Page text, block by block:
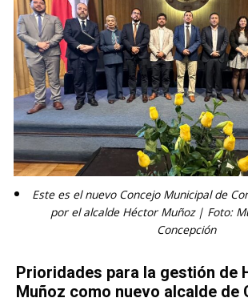
Este es el nuevo Concejo Municipal de
por el alcalde Héctor Muñoz | Foto:
Concepción
Prioridades para la gestión de
Muñoz como nuevo alcalde de